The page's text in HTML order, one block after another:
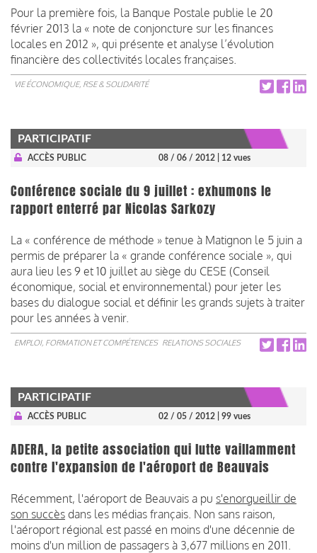
Pour la première fois, la Banque Postale publie le 20
février 2013 la « note de conjoncture sur les finances
locales en 2012 », qui présente et analyse l’évolution
financière des collectivités locales françaises.
VIE ÉCONOMIQUE, RSE & SOLIDARITÉ
PARTICIPATIF
ACCÈS PUBLIC 08 / 06 / 2012 | 12 vues
Conférence sociale du 9 juillet : exhumons le
rapport enterré par Nicolas Sarkozy
La « conférence de méthode » tenue à Matignon le 5 juin a
permis de préparer la « grande conférence sociale », qui
aura lieu les 9 et 10 juillet au siège du CESE (Conseil
économique, social et environnemental) pour jeter les
bases du dialogue social et définir les grands sujets à traiter
pour les années à venir.
EMPLOI, FORMATION ET COMPÉTENCES RELATIONS SOCIALES
PARTICIPATIF
ACCÈS PUBLIC 02 / 05 / 2012 | 99 vues
ADERA, la petite association qui lutte vaillamment
contre l'expansion de l'aéroport de Beauvais
Récemment, l'aéroport de Beauvais a pu s'enorgueillir de
son succès dans les médias français. Non sans raison,
l'aéroport régional est passé en moins d'une décennie de
moins d'un million de passagers à 3,677 millions en 2011.